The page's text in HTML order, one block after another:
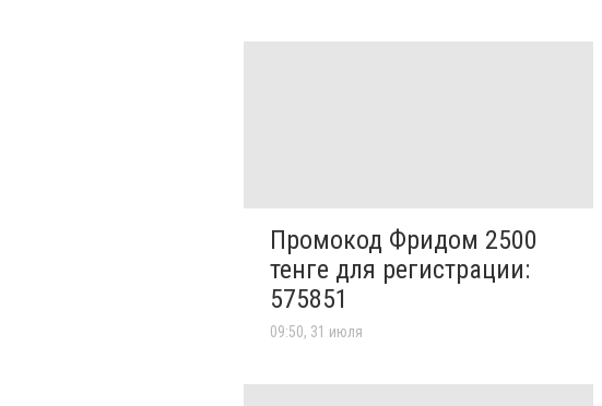
Промокод Фридом 2500
тенге для регистрации:
575851
09:50, 31 июля